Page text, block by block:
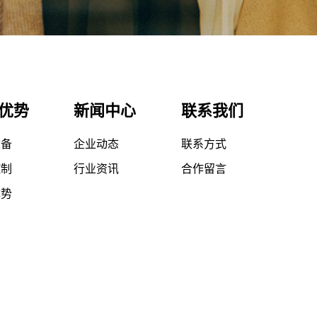
势 新闻中心
企业动态
行业资讯
联系我们
联系方式
合作留言